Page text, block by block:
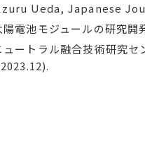
Ueda, Japanese
電池モジュールの研究開
ュートラル融合技術研究